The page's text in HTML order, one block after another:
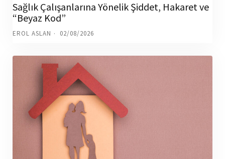
Sağlık Çalışanlarına Yönelik Şiddet, Hakaret ve
“Beyaz Kod”
EROL ASLAN 02/08/2026